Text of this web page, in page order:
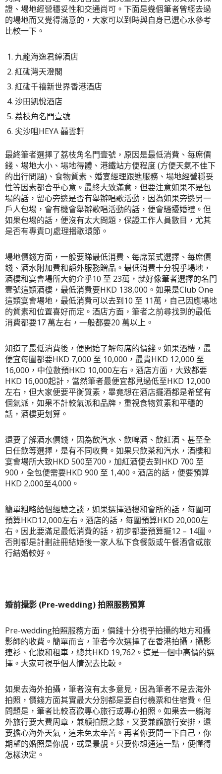
證、場地經營穩妥性和交通尚可。下面是幾個筆者曾經去過
的場地而又覺得滿意的，大家可以到時與自身已選心水參考
比較一下。
九龍海逸君綽酒店
紅磡灣天澄閣
紅磡千禧新世界香港酒店
沙田凱悅酒店
荔枝角名門壹號
尖沙咀HEYA 囍雲軒
最終筆者選擇了荔枝角名門壹號，原因是最低消費、每席價
錢、場地大小、場地得體、港鐵站方便程度 (方便天氣不佳下
的出行問題)、食物質素、婚宴經理跟進服務、場地經營穩妥
性等因素都合乎心意。最終大致滿意，但要注意如果不是包
場的話，留心旁邊是否有舉辦唱歌活動，因為如果旁邊另一
戶人包場，會有機會舉辦歌唱活動的話，便會騷擾婚禮。但
如果包場的話，便沒有太大問題，保證工作人員數目，尤其
是否有專責DJ處理播歌環節。
場地價錢方面，一般要睇最低消費、每席菜式選擇、每席價
錢、酒水附加費和額外服務贈品。最低消費十分視乎場地，
酒樓和宴會場所大約介乎10 至 23萬，就好像筆者選擇的名門
壹號這類酒樓，最低消費要HKD 138,000。如果是Club One
這類宴會場地，最低消費可以去到10 至 11萬，自己因應場地
的質素和位置喜好而定。酒店方面，筆者之前尋找到的最低
消費都要17 萬左右，一般都要20 萬以上。
知道了最低消費後，便開始了解每席的價錢。如果酒樓，最
便宜每圍都要HKD 7,000 至 10,000，最貴HKD 12,000 至
16,000，中位數預HKD 10,000左右。酒店方面，大致都要
HKD 16,000起計，當然筆者最便宜都見過低至HKD 12,000
左右，但大家便要平衡質素，畢竟想在酒店擺酒都是希望有
個氣派，如果不計較氣派和品牌，重視食物質素和平穩的
話，酒樓更划算 。
還要了解酒水價錢，因為飲汽水、飲啤酒、飲紅酒、甚至全
日任飲等選擇，是有不同收費。如果只飲茶和汽水，酒樓和
宴會場所大致HKD 500至700，加紅酒便去到HKD 700 至
900，全包便需要HKD 900 至 1,400。酒店的話，便要預算
HKD 2,000至4,000。
簡單粗略給個經驗之談，如果選擇酒樓和會所的話，每圍可
預算HKD12,000左右。酒店的話，每圍預算HKD 20,000左
右。因此要滿足最低消費的話，初步都要預算擺12 – 14圍。
否則都是計劃註冊結婚後一家人私下食餐飯或午餐酒會或旅
行結婚較好。
婚前攝影 (Pre-wedding) 拍照服務預算
Pre-wedding拍照服務方面，價錢十分視乎拍攝的地方和攝
影師的收費。簡單而言，筆者今次選擇了在香港拍攝，攝影
連衫、化妝和租車，總共HKD 19,762。這是一個中高價的選
擇。大家可視乎個人情況去比較。
如果去海外拍攝，筆者沒有太多意見，因為筆者不是去海外
拍照，價錢方面其實最大分別都是要自付機票和住宿費。但
問題是，筆者比較喜歡專心旅行或專心拍照。如果去一躺海
外旅行要大費周章，兼顧拍照之餘，又要兼顧旅行安排，還
要擔心海外天氣，這未免太辛苦。再者你要問一下自己，你
期望的婚照是你靚，或是景靚。只要你想通這一點，便懂得
怎樣決定。